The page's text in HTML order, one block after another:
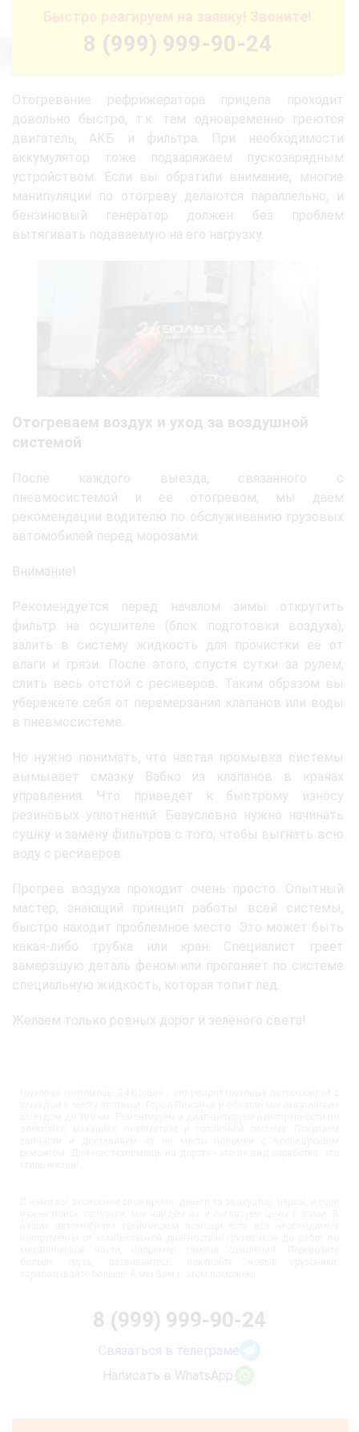
Быстро реагируем на заявку! Звоните!
8 (999) 999-90-24
Отогревание рефрижератора прицепа проходит
довольно быстро, т.к. там одновременно греются
двигатель, АКБ и фильтра. При необходимости
аккумулятор тоже подзаряжаем пускозарядным
устройством. Если вы обратили внимание, многие
манипуляции по отогреву делаются параллельно, и
бензиновый генератор должен без проблем
вытягивать подаваемую на его нагрузку.
Отогреваем воздух и уход за воздушной
системой
После каждого выезда, связанного с
пневмосистемой и её отогревом, мы даём
рекомендации водителю по обслуживанию грузовых
автомобилей перед морозами.
Внимание!
Рекомендуется перед началом зимы открутить
фильтр на осушителе (блок подготовки воздуха),
залить в систему жидкость для прочистки её от
влаги и грязи. После этого, спустя сутки за рулём,
слить весь отстой с ресиверов. Таким образом вы
убережёте себя от перемерзания клапанов или воды
в пневмосистеме.
Но нужно понимать, что частая промывка системы
вымывает смазку Вабко из клапанов в кранах
управления. Что приведёт к быстрому износу
резиновых уплотнений. Безусловно нужно начинать
сушку и замену фильтров с того, чтобы выгнать всю
воду с ресиверов.
Прогрев воздуха проходит очень просто. Опытный
мастер, знающий принцип работы всей системы,
быстро находит проблемное место. Это может быть
какая-либо трубка или кран. Специалист греет
замерзшую деталь феном или прогоняет по системе
специальную жидкость, которая топит лёд.
Желаем только ровных дорог и зелёного света!
8 (999) 999-90-24
Связаться в телеграме
Написать в WhatsApp